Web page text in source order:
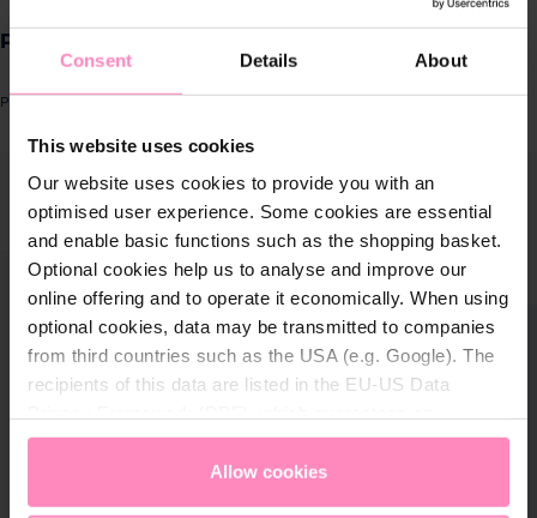
Consent Details About
This website uses cookies
Our website uses cookies to provide you with an
optimised user experience. Some cookies are essential
and enable basic functions such as the shopping basket.
Optional cookies help us to analyse and improve our
online offering and to operate it economically. When using
optional cookies, data may be transmitted to companies
from third countries such as the USA (e.g. Google). The
recipients of this data are listed in the EU-US Data
appropriate level of data protection. You canaccept all
only allow necessary cookies
access and change your chosen setting at any time in
Allow cookies
Produkte für
Zuhause
Geschäftskunden
Kundenservice
Über BWT
BWT im Sport
PURE HERBS - Duschgel SET 250 ml - AMAZON
Produktnummer: PHE003SESHG_MAIN.6